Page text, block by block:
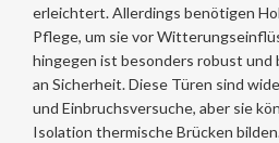
erleichtert. Allerdings benötigen
Pflege, um sie vor
hingegen ist besonders robust und
an Sicherheit. Diese Türen sind
und Einbruchsversuche, aber sie
Isolation thermische Brücken